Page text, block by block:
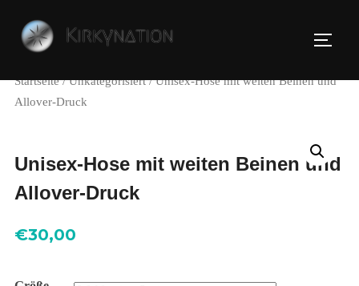
Inhalten
springen
Startseite/Unkategorisiert/ Unisex-Hose mit weiten Beinen und
Allover-Druck
Unisex-Hose mit weiten Beinen und
Allover-Druck
€30,00